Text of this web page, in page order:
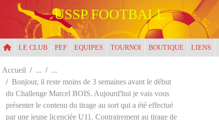
USSP FOOTBALL
LE CLUB PEF EQUIPES TOURNOI BOUTIQUE LIENS
Accueil
Bonjour, il reste moins de 3 semaines avant le début
du Challenge Marcel BOIS. Aujourd'hui je vais vous
présenter le contenu du tirage au sort qui a été effectué
par une jeune licenciée U11. Contrairement au tirage de
Panneau de gestion des cookies